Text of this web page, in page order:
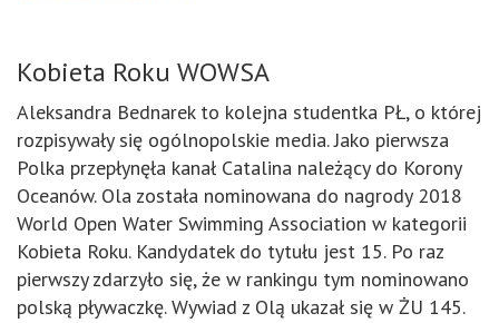
Kobieta Roku WOWSA
Aleksandra Bednarek to kolejna studentka PŁ, o której
rozpisywały się ogólnopolskie media. Jako pierwsza
Polka przepłynęła kanał Catalina należący do Korony
Oceanów. Ola została nominowana do nagrody 2018
World Open Water Swimming Association w kategorii
Kobieta Roku. Kandydatek do tytułu jest 15. Po raz
pierwszy zdarzyło się, że w rankingu tym nominowano
polską pływaczkę. Wywiad z Olą ukazał się w ŻU 145.